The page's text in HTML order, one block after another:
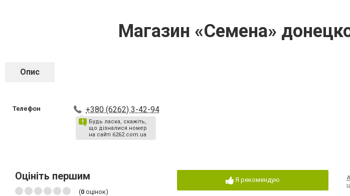
Магазин «Семена»
Опис
Телефон +380 (6262) 3-42-94
Будь ласка, скажіть,
що дізналися номер
на сайті 6262.com.ua
Оцініть першим
(0 оцінок)
Я рекомендую